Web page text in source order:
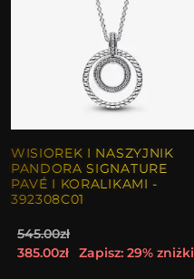
WISIOREK I NASZYJNIK
PANDORA SIGNATURE
PAVÉ I KORALIKAMI -
392308C01
545.00zł
385.00zł
Zapisz: 29% zniżki